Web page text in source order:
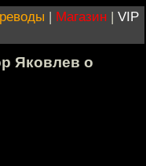
| Магазин | VIP
Яковлев о